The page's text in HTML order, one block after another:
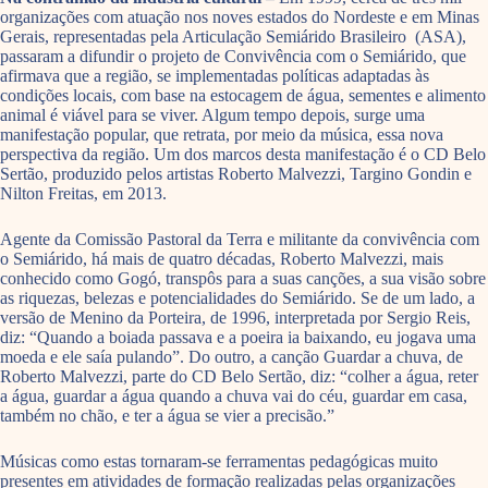
organizações com atuação nos noves estados do Nordeste e em Minas
Gerais, representadas pela Articulação Semiárido Brasileiro (ASA),
passaram a difundir o projeto de Convivência com o Semiárido, que
afirmava que a região, se implementadas políticas adaptadas às
condições locais, com base na estocagem de água, sementes e alimento
animal é viável para se viver. Algum tempo depois, surge uma
manifestação popular, que retrata, por meio da música, essa nova
perspectiva da região. Um dos marcos desta manifestação é o CD Belo
Sertão, produzido pelos artistas Roberto Malvezzi, Targino Gondin e
Nilton Freitas, em 2013.
Agente da Comissão Pastoral da Terra e militante da convivência com
o Semiárido, há mais de quatro décadas, Roberto Malvezzi, mais
conhecido como Gogó, transpôs para a suas canções, a sua visão sobre
as riquezas, belezas e potencialidades do Semiárido. Se de um lado, a
versão de Menino da Porteira, de 1996, interpretada por Sergio Reis,
diz: “Quando a boiada passava e a poeira ia baixando, eu jogava uma
moeda e ele saía pulando”. Do outro, a canção Guardar a chuva, de
Roberto Malvezzi, parte do CD Belo Sertão, diz: “colher a água, reter
a água, guardar a água quando a chuva vai do céu, guardar em casa,
também no chão, e ter a água se vier a precisão.”
Músicas como estas tornaram-se ferramentas pedagógicas muito
presentes em atividades de formação realizadas pelas organizações